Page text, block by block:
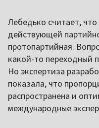
Лебедько считает,
действующей
протопартийная.
какой-то переходный
Но экспертиза
показала, что
распространена и
международные